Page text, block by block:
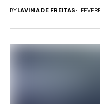
BYLAVINIA DE FREITAS